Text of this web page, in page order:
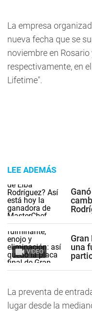
La empresa
nueva fecha que se
noviembre en Rosario
respectivamente, en
Lifetime".
LEE ADEMÁS
VIDEO
una
La preventa de
lugar desde la